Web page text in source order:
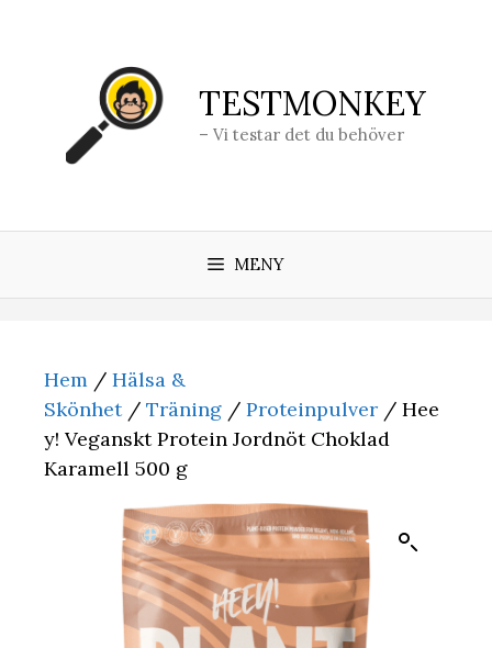
TESTMONKEY
– Vi testar det du behöver
MENY
Hem / Hälsa &
Skönhet/ Träning / Proteinpulver / Hee
y! Veganskt Protein Jordnöt Choklad
Karamell 500 g